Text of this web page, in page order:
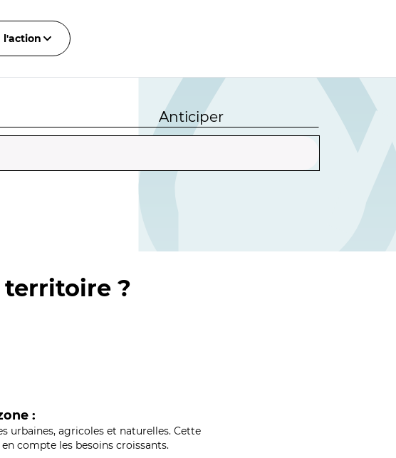
l'action
Anticiper
?
:
urbaines, agricoles et naturelles. Cette
compte les besoins croissants.